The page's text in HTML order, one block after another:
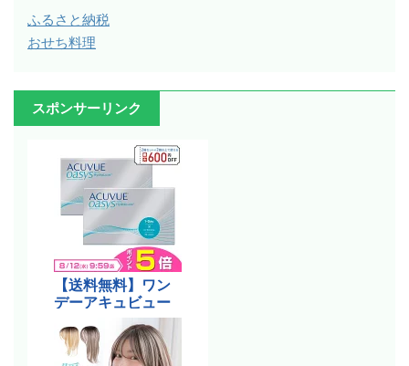
ふるさと納税
おせち料理
スポンサーリンク